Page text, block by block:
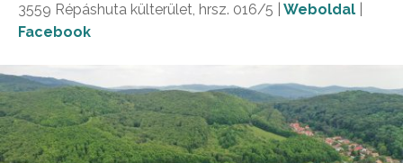
3559 Répáshuta külterület, hrsz. 016/5 | Weboldal
Facebook